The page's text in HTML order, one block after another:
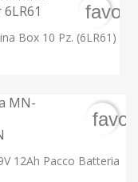
Box 10 Pz. (6LR61)
12Ah Pacco Batteria